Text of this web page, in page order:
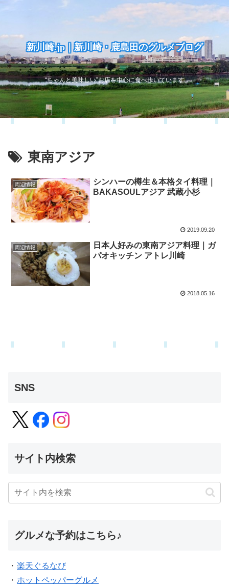
新川崎.jp｜新川崎・鹿島田のグルメブログ
“ちゃんと美味しい”お店を中心に食べ歩いています
東南アジア
周辺情報
シンハーの樽生＆本格タイ料理｜
BAKASOULアジア 武蔵小杉
2019.09.20
周辺情報
日本人好みの東南アジア料理｜ガ
パオキッチン アトレ川崎
2018.05.16
SNS
サイト内検索
グルメな予約はこちら♪
・ 楽天ぐるなび
・ ホットペッパーグルメ